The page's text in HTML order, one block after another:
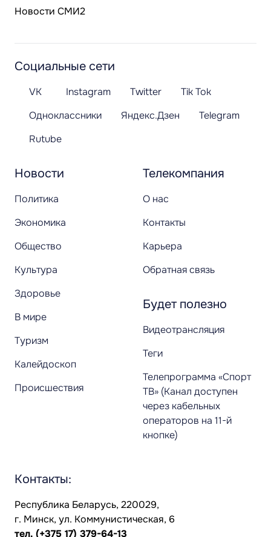
Новости СМИ2
Новости
Политика
Экономика
Общество
Культура
Здоровье
В мире
Туризм
Калейдоскоп
Происшествия
Телекомпания
О нас
Контакты
Карьера
Обратная связь
Будет полезно
Видеотрансляция
Теги
Телепрограмма «Спорт
ТВ» (Канал доступен
через кабельных
операторов на 11-й
кнопке)
Социальные сети
VK Instagram Twitter
Tik Tok
Одноклассники
Яндекс.Дзен
Telegram
Rutube
Контакты:
Республика Беларусь, 220029,
г. Минск, ул. Коммунистическая, 6
тел. (+375 17) 379-64-13